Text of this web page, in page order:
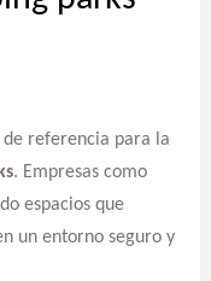
referencia para la
. Empresas como
espacios que
un entorno seguro y